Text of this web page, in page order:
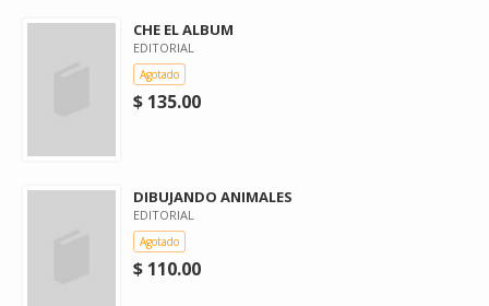
CHE EL ALBUM
EDITORIAL
Agotado
$ 135.00
DIBUJANDO ANIMALES
EDITORIAL
Agotado
$ 110.00